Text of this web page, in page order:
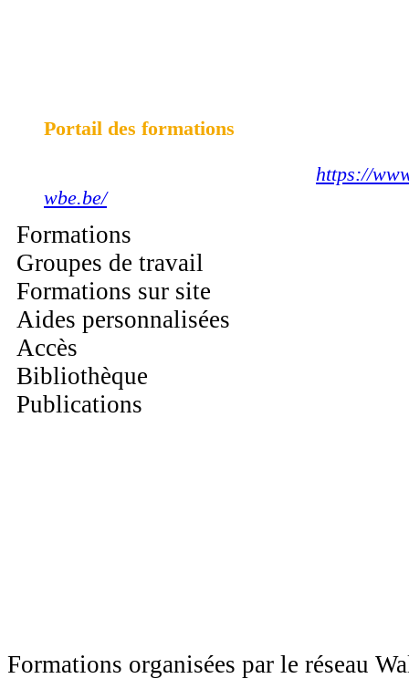
Portail des formations
https://
wbe.be/
Formations
Groupes de travail
Formations sur site
Aides personnalisées
Accès
Bibliothèque
Publications
Formations organisées par le réseau